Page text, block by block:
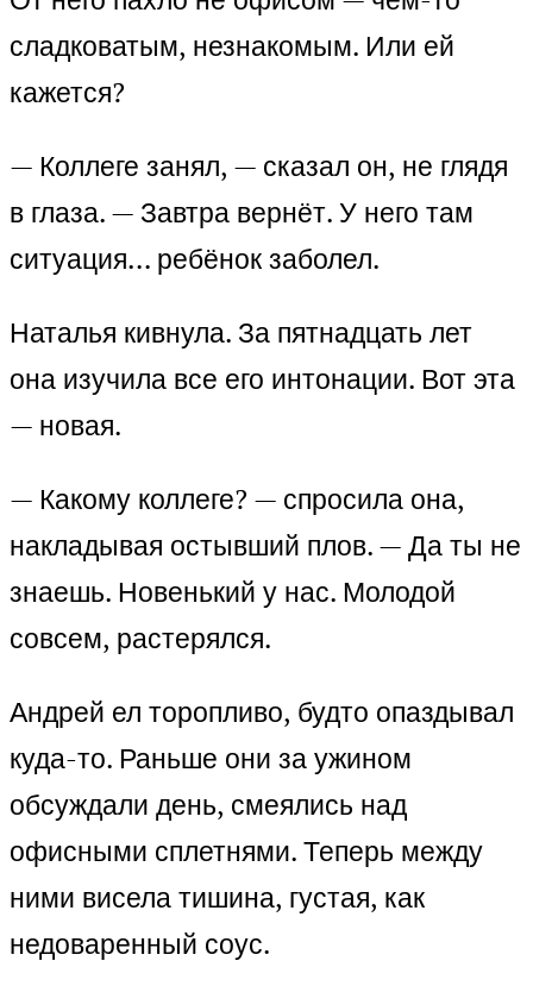
сладковатым, незнакомым. Или ей
кажется?
— Коллеге занял, — сказал он, не глядя
в глаза. — Завтра вернёт. У него там
ситуация… ребёнок заболел.
Наталья кивнула. За пятнадцать лет
она изучила все его интонации. Вот эта
— новая.
— Какому коллеге? — спросила она,
накладывая остывший плов. — Да ты не
знаешь. Новенький у нас. Молодой
совсем, растерялся.
Андрей ел торопливо, будто опаздывал
куда-то. Раньше они за ужином
обсуждали день, смеялись над
офисными сплетнями. Теперь между
ними висела тишина, густая, как
недоваренный соус.